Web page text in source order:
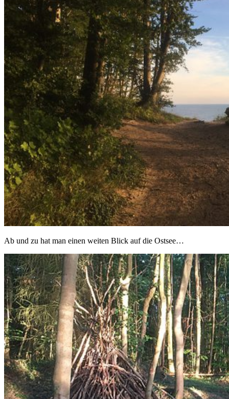
Ab und zu hat man einen weiten Blick auf die Ostsee…